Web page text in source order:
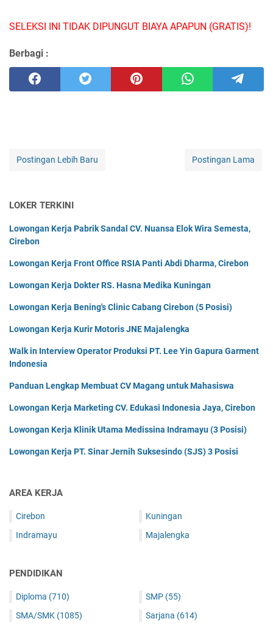
SELEKSI INI TIDAK DIPUNGUT BIAYA APAPUN (GRATIS)!
Berbagi :
Postingan Lebih Baru Postingan Lama
LOKER TERKINI
Lowongan Kerja Pabrik Sandal CV. Nuansa Elok Wira Semesta,
Cirebon
Lowongan Kerja Front Office RSIA Panti Abdi Dharma, Cirebon
Lowongan Kerja Dokter RS. Hasna Medika Kuningan
Lowongan Kerja Bening's Clinic Cabang Cirebon (5 Posisi)
Lowongan Kerja Kurir Motoris JNE Majalengka
Walk in Interview Operator Produksi PT. Lee Yin Gapura Garment
Indonesia
Panduan Lengkap Membuat CV Magang untuk Mahasiswa
Lowongan Kerja Marketing CV. Edukasi Indonesia Jaya, Cirebon
Lowongan Kerja Klinik Utama Medissina Indramayu (3 Posisi)
Lowongan Kerja PT. Sinar Jernih Suksesindo (SJS) 3 Posisi
AREA KERJA
Cirebon
Indramayu
Kuningan
Majalengka
PENDIDIKAN
Diploma (710)
SMA/SMK (1085)
SMP (55)
Sarjana (614)